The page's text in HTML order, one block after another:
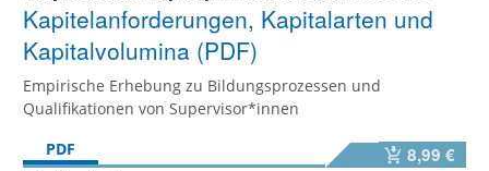
Kapitelanforderungen, Kapitalarten und
Kapitalvolumina (PDF)
Empirische Erhebung zu Bildungsprozessen und
Qualifikationen von Supervisor*innen
PDF
8,99 €